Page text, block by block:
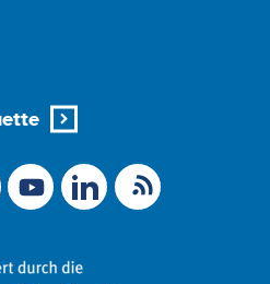
(Ex-Twitter)
RSS-Feed